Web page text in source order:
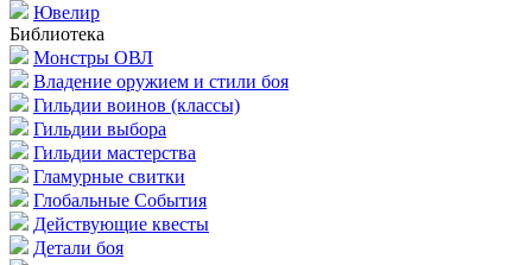
Ювелир
Библиотека
Монстры ОВЛ
Владение оружием и стили боя
Гильдии воинов (классы)
Гильдии выбора
Гильдии мастерства
Гламурные свитки
Глобальные События
Действующие квесты
Детали боя